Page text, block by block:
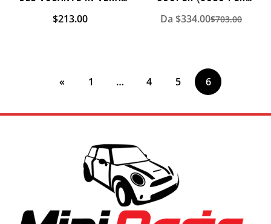
FIBRA DI CARBONIO PER
Prezzo
$213.00
MANIGLIA SINISTRA)
Prezzo
Da $334.00Prezzo
$703.00
« 1 … 4 5 6